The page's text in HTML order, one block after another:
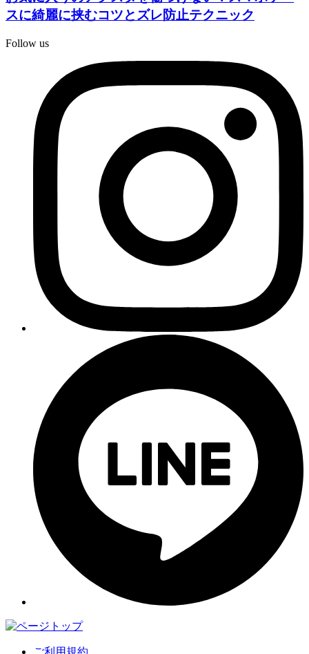
スに綺麗に挟むコツとズレ防止テクニック
Follow us
ご利用規約